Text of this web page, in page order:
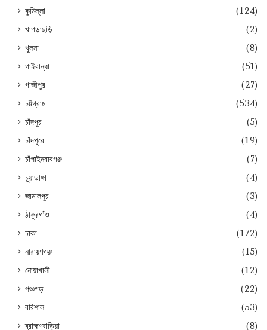
কুমিল্লা
(124)
খাগড়াছড়ি
(2)
খুলনা
(8)
গাইবান্ধা
(51)
গাজীপুর
(27)
চট্টগ্রাম
(534)
চাঁদপুর
(5)
চাঁদপুরে
(19)
চাঁপাইনবাবগঞ্জ
(7)
চুয়াডাঙ্গা
(4)
জামালপুর
(3)
ঠাকুরগাঁও
(4)
ঢাকা
(172)
নারায়ণগঞ্জ
(15)
নোয়াখালী
(12)
পঞ্চগড়
(22)
বরিশাল
(53)
ব্রাহ্মণবাড়িয়া
(8)